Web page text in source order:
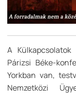
A
Párizsi Béke-
Yorkban van,
Nemzetközi